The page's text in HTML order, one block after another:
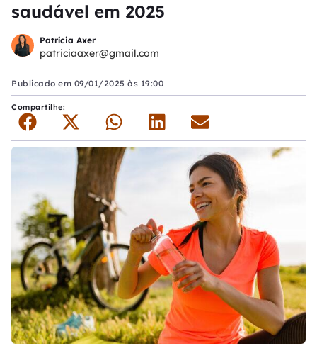
saudável em 2025
Patrícia Axer
patriciaaxer@gmail.com
Publicado em 09/01/2025 às 19:00
Compartilhe: